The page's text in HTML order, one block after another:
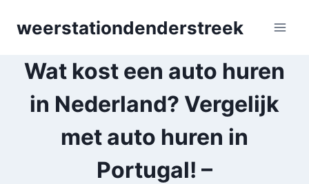
weerstationdenderstreek
Wat kost een auto huren
in Nederland? Vergelijk
met auto huren in
Portugal! –